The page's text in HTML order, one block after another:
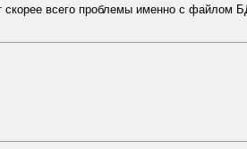
всего проблемы именно с файлом